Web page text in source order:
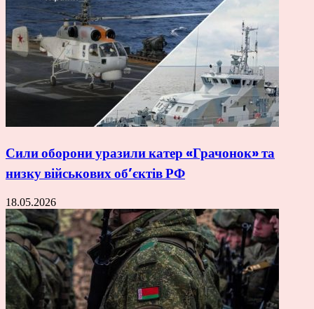
Сили оборони уразили катер «Грачонок» та
низку військових об’єктів РФ
18.05.2026